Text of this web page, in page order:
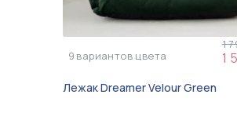
9 вариантов цвета
1
1
Лежак Dreamer Velour Green